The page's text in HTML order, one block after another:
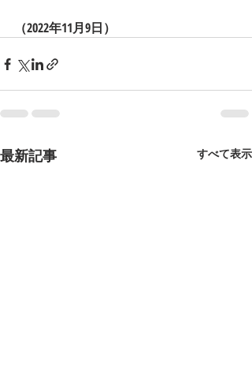
（2022年11月9日）
最新記事 すべて表示